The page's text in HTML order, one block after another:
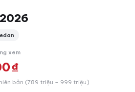
xem
₫
bản (789 triệu – 999 triệu)